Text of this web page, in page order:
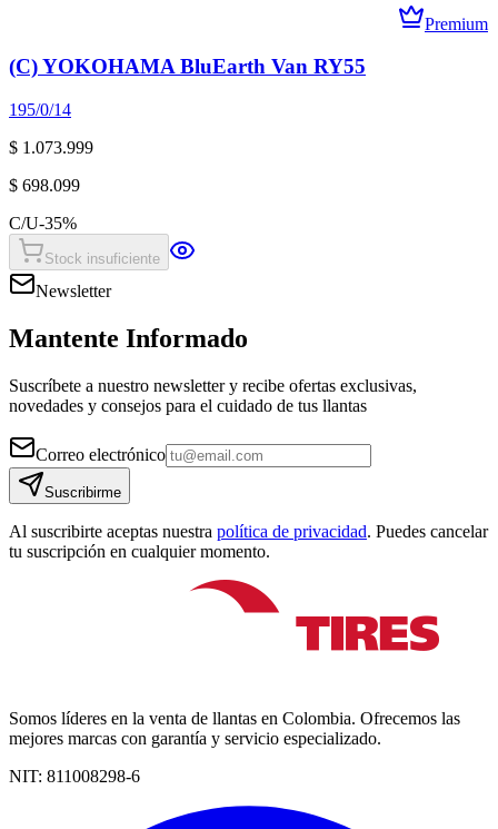
Premium
(C) YOKOHAMA BluEarth Van RY55
195/0/14
$ 1.073.999
$ 698.099
C/U-35%
Stock insuficiente
Newsletter
Mantente Informado
Suscríbete a nuestro newsletter y recibe ofertas exclusivas,
novedades y consejos para el cuidado de tus llantas
Correo electrónico
Suscribirme
Al suscribirte aceptas nuestra política de privacidad. Puedes cancelar
tu suscripción en cualquier momento.
Somos líderes en la venta de llantas en Colombia. Ofrecemos las
mejores marcas con garantía y servicio especializado.
NIT: 811008298-6